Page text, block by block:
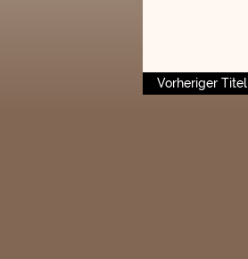
Vorheriger Titel